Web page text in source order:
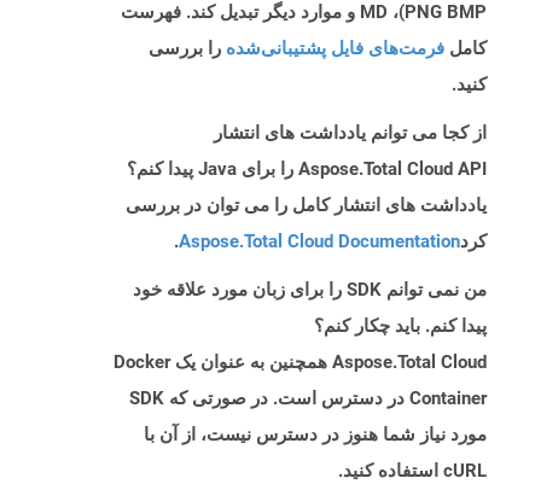
PNG BMP)، MD و موارد دیگر تبدیل کند. فهرست
کامل فرمت‌های فایل پشتیبانی‌شده را بررسی
کنید.
از کجا می توانم یادداشت های انتشار
Aspose.Total Cloud API را برای Java پیدا کنم؟
یادداشت های انتشار کامل را می توان در بررسی
کردAspose.Total Cloud Documentation
.
من نمی توانم SDK را برای زبان مورد علاقه خود
پیدا کنم. باید چکار کنم؟
Aspose.Total Cloud همچنین به عنوان یک Docker
Container در دسترس است. در صورتی که SDK
مورد نیاز شما هنوز در دسترس نیست، از آن با
cURL استفاده کنید.